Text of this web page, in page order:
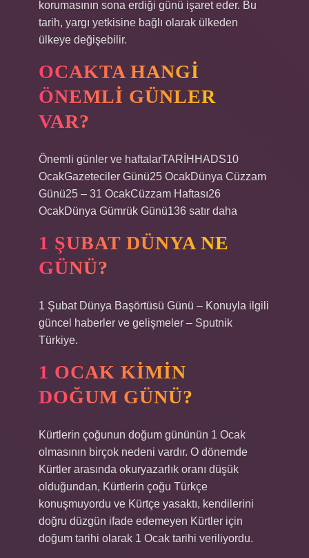
korumasının sona erdiği günü işaret eder. Bu
tarih, yargı yetkisine bağlı olarak ülkeden
ülkeye değişebilir.
OCAKTA HANGI
ÖNEMLI GÜNLER
VAR?
Önemli günler ve haftalarTARİHHADS10
OcakGazeteciler Günü25 OcakDünya Cüzzam
Günü25 – 31 OcakCüzzam Haftası26
OcakDünya Gümrük Günü136 satır daha
1 ŞUBAT DÜNYA NE
GÜNÜ?
1 Şubat Dünya Başörtüsü Günü – Konuyla ilgili
güncel haberler ve gelişmeler – Sputnik
Türkiye.
1 OCAK KIMIN
DOĞUM GÜNÜ?
Kürtlerin çoğunun doğum gününün 1 Ocak
olmasının birçok nedeni vardır. O dönemde
Kürtler arasında okuryazarlık oranı düşük
olduğundan, Kürtlerin çoğu Türkçe
konuşmuyordu ve Kürtçe yasaktı, kendilerini
doğru düzgün ifade edemeyen Kürtler için
doğum tarihi olarak 1 Ocak tarihi veriliyordu.